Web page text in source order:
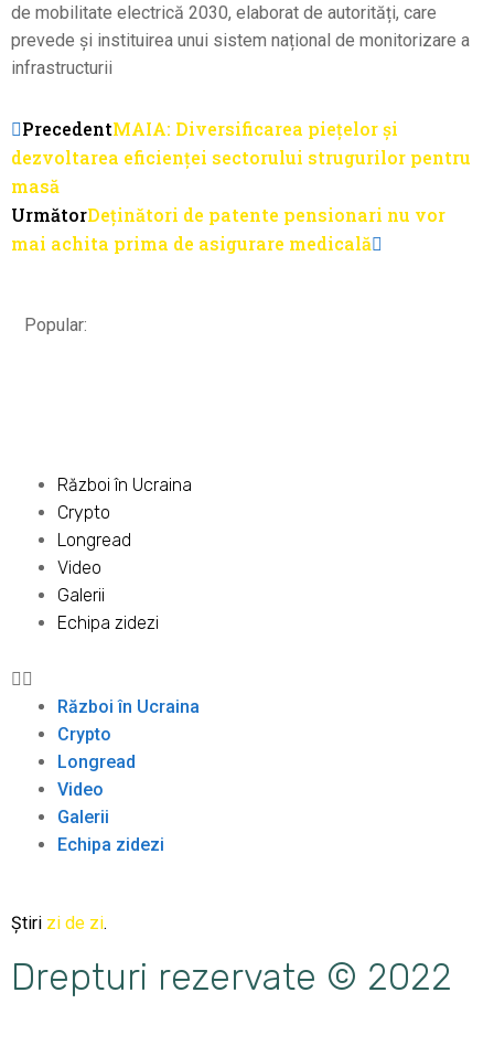
de mobilitate electrică 2030, elaborat de autorități, care
prevede și instituirea unui sistem național de monitorizare a
infrastructurii
PrecedentMAIA: Diversificarea piețelor și
dezvoltarea eficienței sectorului strugurilor pentru
masă
UrmătorDeținători de patente pensionari nu vor
mai achita prima de asigurare medicală
Popular:
Război în Ucraina
Crypto
Longread
Video
Galerii
Echipa zidezi
Război în Ucraina
Crypto
Longread
Video
Galerii
Echipa zidezi
Știri zi de zi.
Drepturi rezervate © 2022